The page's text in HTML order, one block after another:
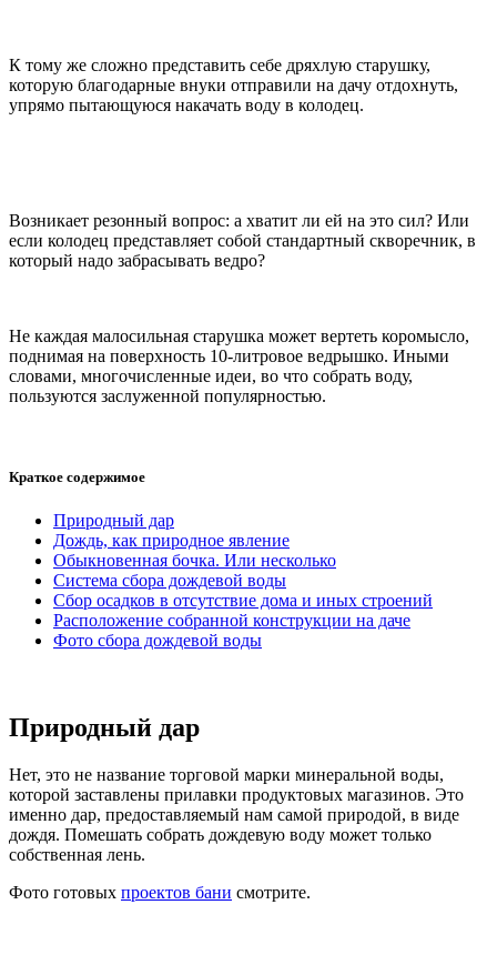
К тому же сложно представить себе дряхлую старушку,
которую благодарные внуки отправили на дачу отдохнуть,
упрямо пытающуюся накачать воду в колодец.
Возникает резонный вопрос: а хватит ли ей на это сил? Или
если колодец представляет собой стандартный скворечник, в
который надо забрасывать ведро?
Не каждая малосильная старушка может вертеть коромысло,
поднимая на поверхность 10-литровое ведрышко. Иными
словами, многочисленные идеи, во что собрать воду,
пользуются заслуженной популярностью.
Краткое содержимое
Природный дар
Дождь, как природное явление
Обыкновенная бочка. Или несколько
Система сбора дождевой воды
Сбор осадков в отсутствие дома и иных строений
Расположение собранной конструкции на даче
Фото сбора дождевой воды
Природный дар
Нет, это не название торговой марки минеральной воды,
которой заставлены прилавки продуктовых магазинов. Это
именно дар, предоставляемый нам самой природой, в виде
дождя. Помешать собрать дождевую воду может только
собственная лень.
Фото готовых проектов бани смотрите.